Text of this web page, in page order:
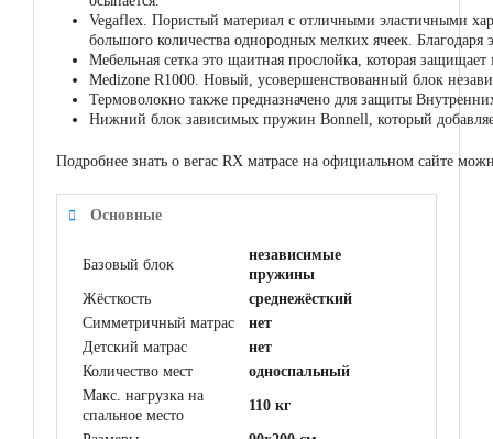
Vegaflex. Пористый материал с отличными эластичными
большого количества однородных мелких ячеек.
Мебельная сетка это щаитная прослойка, которая
Medizone R1000. Новый, усовершенствованный блок
Термоволокно также предназначено для защиты
Нижний блок зависимых пружин Bonnell, который
Подробнее знать о вегас RX матрасе на официальном сайте
Основные
Базовый блок
независимые
пружины
Жёсткость
среднежёсткий
Симметричный матрас
нет
Детский матрас
нет
Количество мест
односпальный
Макс. нагрузка на
спальное место
110 кг